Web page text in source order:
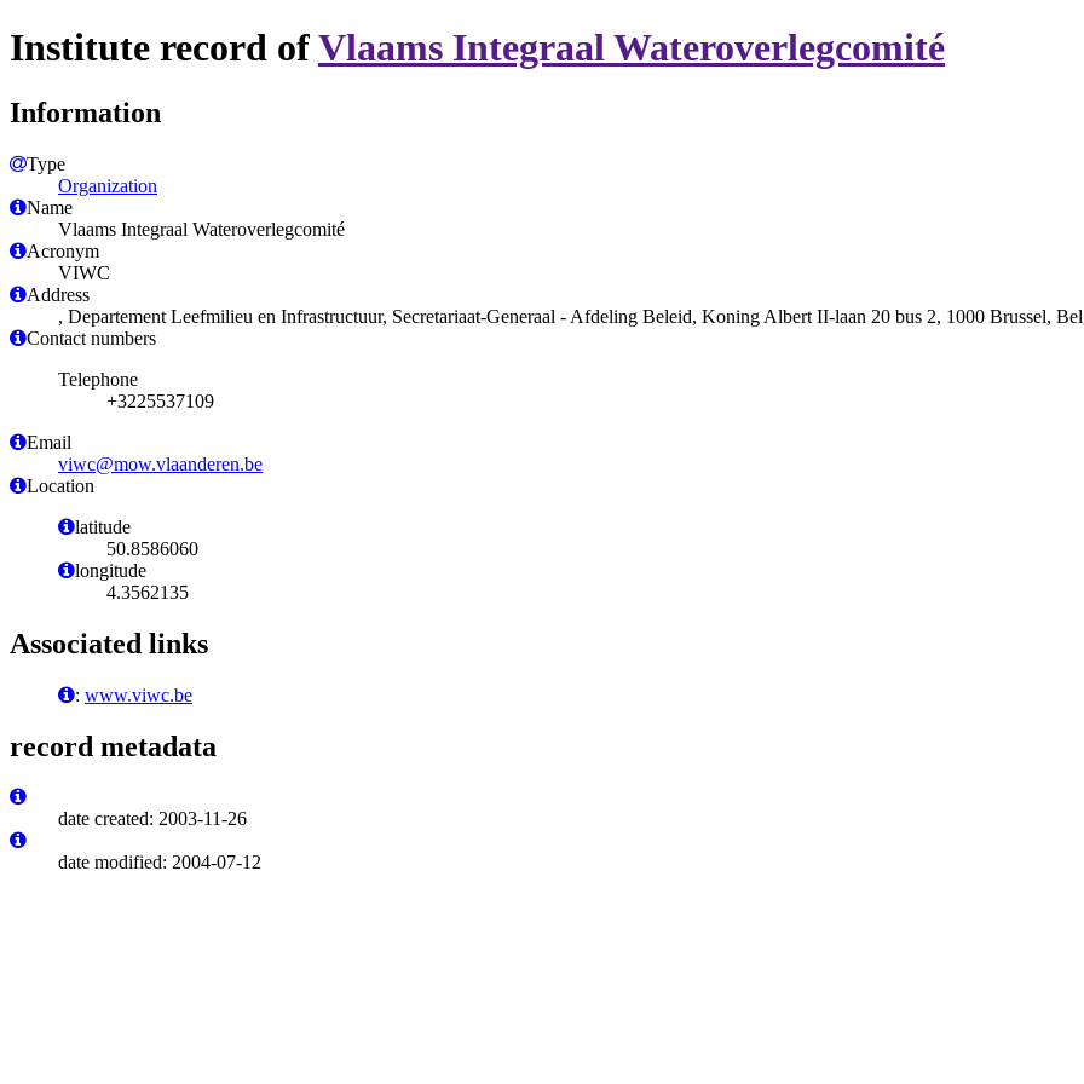
Institute record ofVlaams Integraal Wateroverlegcomité
Information
Type
Organization
Name
Vlaams Integraal Wateroverlegcomité
Acronym
VIWC
Address
, Departement Leefmilieu en Infrastructuur, Secretariaat-Generaal - Afdeling Beleid, Koning Albert II-laan 20 bus 2, 1000 Brussel,
Contact numbers
Telephone
+3225537109
Email
viwc@mow.vlaanderen.be
Location
latitude
50.8586060
longitude
4.3562135
Associated links
: www.viwc.be
record metadata
date created: 2003-11-26
date modified: 2004-07-12